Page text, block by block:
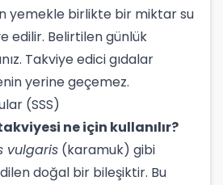
yemekle birlikte bir miktar su
edilir. Belirtilen günlük
Takviye edici gıdalar
yerine geçemez.
(SSS)
ne için kullanılır?
vulgaris (karamuk) gibi
doğal bir bileşiktir. Bu